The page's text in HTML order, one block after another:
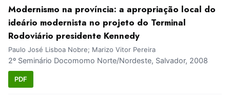
Modernismo na província: a apropriação local do
ideário modernista no projeto do Terminal
Rodoviário presidente Kennedy
Paulo José Lisboa Nobre; Marizo Vitor Pereira
2º Seminário Docomomo Norte/Nordeste, Salvador, 2008
PDF